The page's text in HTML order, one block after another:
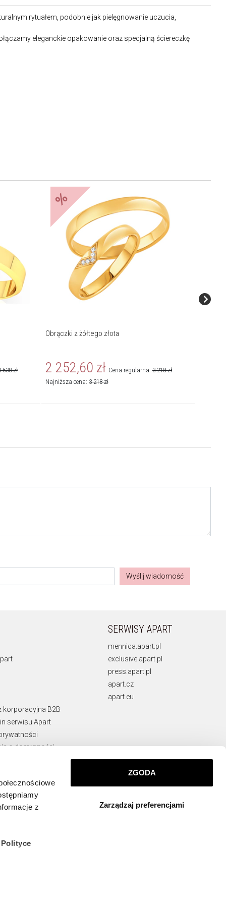
z
Polityce
ZGODA
Zarządzaj preferencjami
rytuałem, podobnie jak pielęgnowanie uczucia,
eleganckie opakowanie oraz specjalną ściereczkę
638 zł
%
Obrączki z żółtego złota
2 252,60 zł Cena regularna: 3 218 zł
Najniższa cena: 3 218 zł
Wyślij wiadomość
korporacyjna B2B
serwisu Apart
o dostępności
SERWISY APART
mennica.apart.pl
exclusive.apart.pl
press.apart.pl
apart.cz
apart.eu
KONTAKT
info@apart.pl